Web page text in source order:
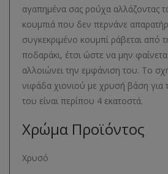
αγαπημένα σας ρούχα αλλάζοντας
κουμπιά που δεν περνάνε
συγκεκριμένο κουμπί ράβεται από
ποδαράκι, έτσι ώστε να μην
αλλοιώνει την εμφάνιση του. Το
νιφάδα χιονιού με χρυσή βάση για
του είναι περίπου 4 εκατοστά.
Χρώμα Προϊόντος
Χρυσό